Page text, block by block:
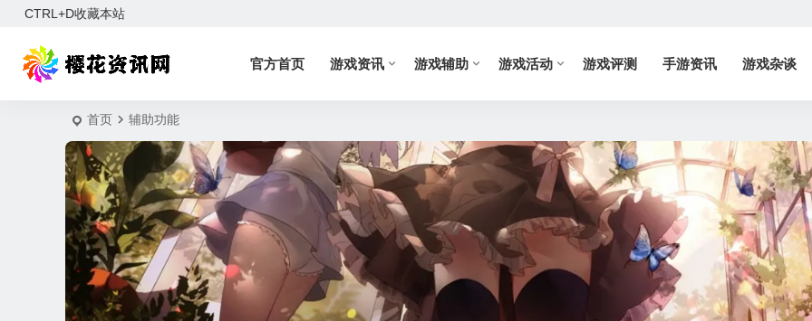
CTRL+D收藏本站
官方首页 游戏资讯 游戏辅助 游戏活动 游戏评测 手游资讯 游戏杂谈
首页 辅助功能